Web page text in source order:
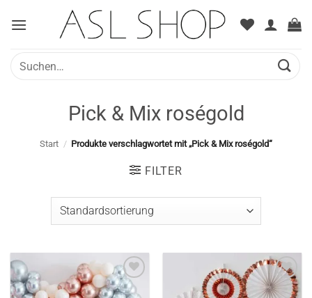
Inhalt
Suche
Pick & Mix roségold
Start / Produkte verschlagwortet mit „Pick & Mix roségold“
FILTER